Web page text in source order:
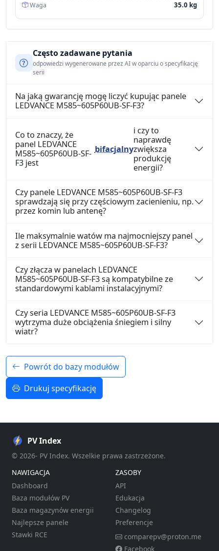
Waga 35.0 kg
Często zadawane pytania
odpowiedzi wygenerowane przez AI w oparciu o specyfikację
serii
Na jaką gwarancję mogę liczyć kupując panele
LEDVANCE M585~605P60UB-SF-F3?
Co to znaczy, że
panel LEDVANCE
M585~605P60UB-SF-
F3 jest
bifacjalny
i czy to
naprawdę
zwiększa
produkcję
energii?
Czy panele LEDVANCE M585~605P60UB-SF-F3
sprawdzają się przy częściowym zacienieniu, np.
przez komin lub antenę?
Ile maksymalnie watów ma najmocniejszy panel
z serii LEDVANCE M585~605P60UB-SF-F3?
Czy złącza w panelach LEDVANCE
M585~605P60UB-SF-F3 są kompatybilne ze
standardowymi kablami instalacyjnymi?
Czy seria LEDVANCE M585~605P60UB-SF-F3
wytrzyma duże obciążenia śniegiem i silny
wiatr?
Powrót do bazy modułów
Drukuj specyfikację
PV Index
© 2026- PV Index. Wszelkie prawa zastrzeżone.
NAWIGACJA
Dashboard
Baza modułów PV
Baza magazynów energii
Najlepsze panele
Stawki RCE
ZASOBY
API
Edukacja
Changelog
Preferencje
comparepv@proton.me
Facebook